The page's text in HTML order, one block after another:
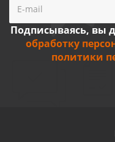
Подписываясь, вы
обработку
политики